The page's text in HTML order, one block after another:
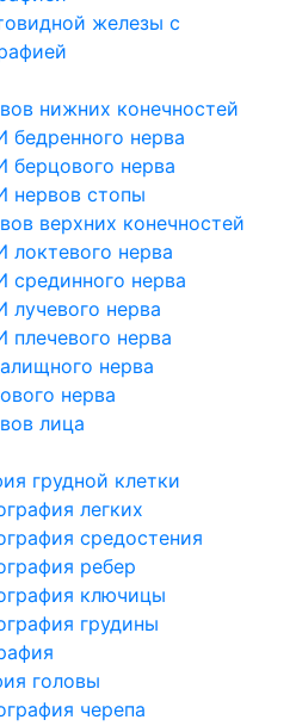
железы с
нижних конечностей
бедренного нерва
берцового нерва
нервов стопы
верхних конечностей
локтевого нерва
срединного нерва
лучевого нерва
плечевого нерва
нерва
нерва
лица
грудной клетки
легких
средостения
ребер
ключицы
грудины
головы
черепа